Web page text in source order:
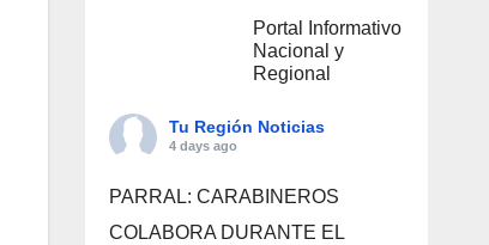
Portal Informativo
Nacional y
Regional
Tu Región Noticias
4 days ago
PARRAL: CARABINEROS
COLABORA DURANTE EL